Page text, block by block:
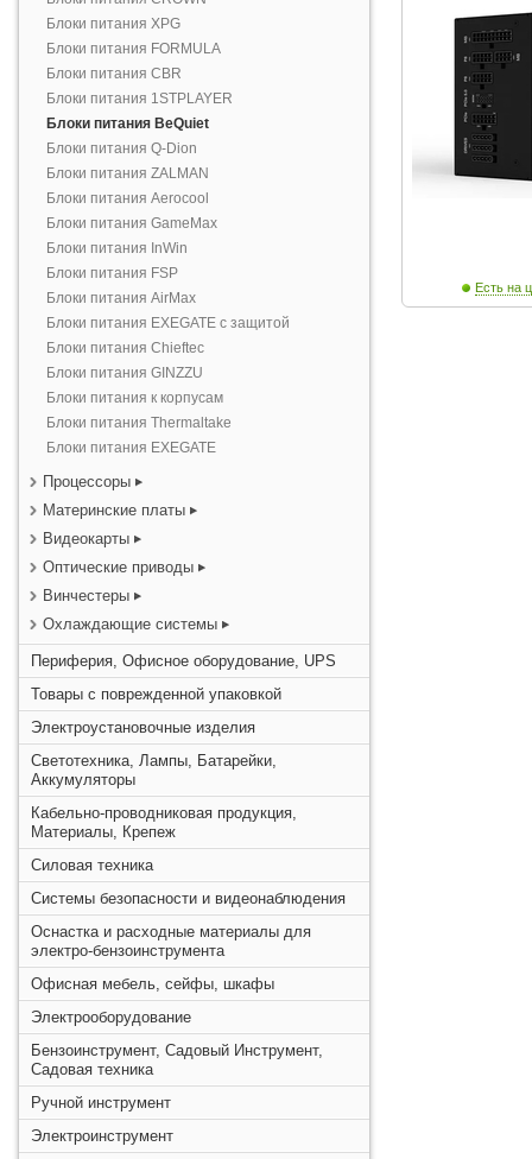
Блоки питания XPG
Блоки питания FORMULA
Блоки питания CBR
Блоки питания 1STPLAYER
Блоки питания BeQuiet
Блоки питания Q-Dion
Блоки питания ZALMAN
Блоки питания Aerocool
Блоки питания GameMax
Блоки питания InWin
Блоки питания FSP
Блоки питания AirMax
Блоки питания EXEGATE с защитой
Блоки питания Chieftec
Блоки питания GINZZU
Блоки питания к корпусам
Блоки питания Thermaltake
Блоки питания EXEGATE
Процессоры
Материнские платы
Видеокарты
Оптические приводы
Винчестеры
Охлаждающие системы
Периферия, Офисное оборудование, UPS
Товары с поврежденной упаковкой
Электроустановочные изделия
Светотехника, Лампы, Батарейки,
Аккумуляторы
Кабельно-проводниковая продукция,
Материалы, Крепеж
Силовая техника
Системы безопасности и видеонаблюдения
Оснастка и расходные материалы для
электро-бензоинструмента
Офисная мебель, сейфы, шкафы
Электрооборудование
Бензоинструмент, Садовый Инструмент,
Садовая техника
Ручной инструмент
Электроинструмент
Есть на